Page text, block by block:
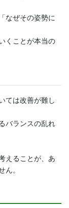
なぜその姿勢に
くことが本当の
ては改善が難し
バランスの乱れ
えることが、あ
ん。